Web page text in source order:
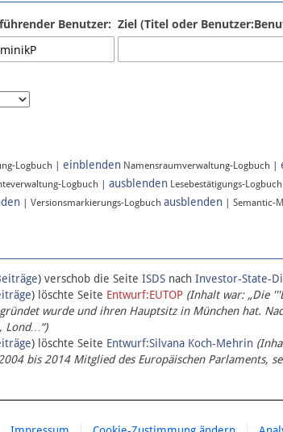
Benutzer: Ziel (Titel oder
Logbuch | einblenden Namensraumverwaltung-Logbuch |
Logbuch | ausblenden Lesebestätigungs-
| Versionsmarkierungs-Logbuch ausblenden | Semantic-
) verschob die Seite ISDS nach Investor-State-
) löschte Seite Entwurf:EUTOP (Inhalt war: „Die
wurde und ihren Hauptsitz in München hat.
Lond…“)
) löschte Seite Entwurf:Silvana Koch-Mehrin
bis 2014 Mitglied des Europäischen Parlaments,